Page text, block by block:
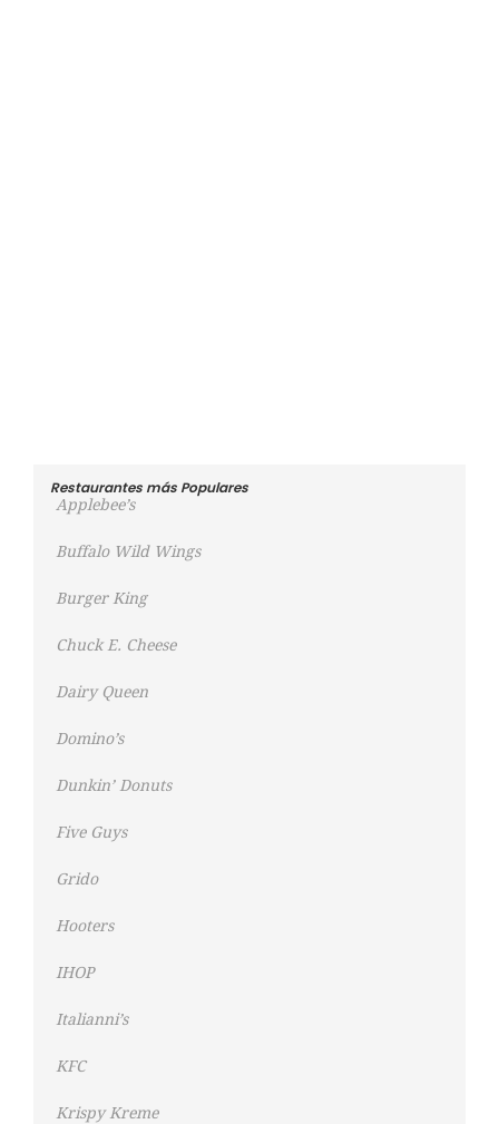
Restaurantes más Populares
Applebee’s
Buffalo Wild Wings
Burger King
Chuck E. Cheese
Dairy Queen
Domino’s
Dunkin’ Donuts
Five Guys
Grido
Hooters
IHOP
Italianni’s
KFC
Krispy Kreme